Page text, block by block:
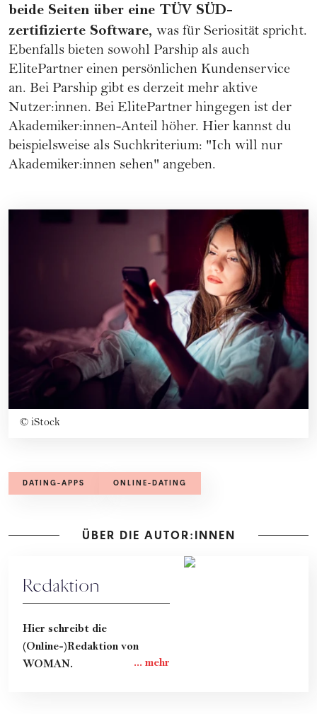
beide Seiten über eine TÜV SÜD-
zertifizierte Software, was für Seriosität spricht.
Ebenfalls bieten sowohl Parship als auch
ElitePartner einen persönlichen Kundenservice
an. Bei Parship gibt es derzeit mehr aktive
Nutzer:innen. Bei ElitePartner hingegen ist der
Akademiker:innen-Anteil höher. Hier kannst du
beispielsweise als Suchkriterium: "Ich will nur
Akademiker:innen sehen" angeben.
© iStock
DATING-APPS ONLINE-DATING
ÜBER DIE AUTOR:INNEN
Redaktion
Hier schreibt die
(Online-)Redaktion von
WOMAN.